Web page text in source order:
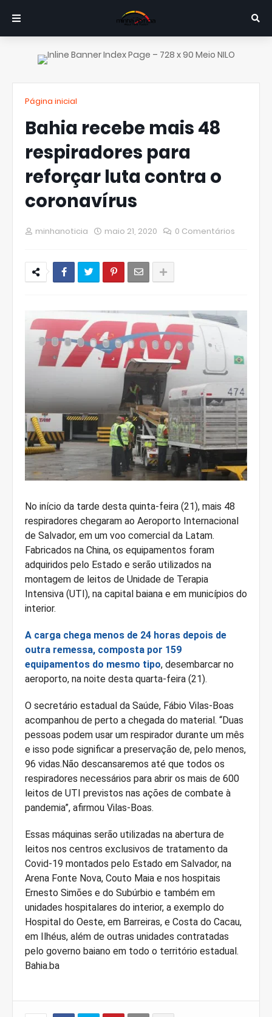
Página inicial
Bahia recebe mais 48
respiradores para
reforçar luta contra o
coronavírus
minhanoticia maio 21, 2020 0 Comentários
No início da tarde desta quinta-feira (21), mais 48
respiradores chegaram ao Aeroporto Internacional
de Salvador, em um voo comercial da Latam.
Fabricados na China, os equipamentos foram
adquiridos pelo Estado e serão utilizados na
montagem de leitos de Unidade de Terapia
Intensiva (UTI), na capital baiana e em municípios do
interior.
A carga chega menos de 24 horas depois de
outra remessa, composta por 159
equipamentos do mesmo tipo, desembarcar no
aeroporto, na noite desta quarta-feira (21).
O secretário estadual da Saúde, Fábio Vilas-Boas
acompanhou de perto a chegada do material. “Duas
pessoas podem usar um respirador durante um mês
e isso pode significar a preservação de, pelo menos,
96 vidas.Não descansaremos até que todos os
respiradores necessários para abrir os mais de 600
leitos de UTI previstos nas ações de combate à
pandemia”, afirmou Vilas-Boas.
Essas máquinas serão utilizadas na abertura de
leitos nos centros exclusivos de tratamento da
Covid-19 montados pelo Estado em Salvador, na
Arena Fonte Nova, Couto Maia e nos hospitais
Ernesto Simões e do Subúrbio e também em
unidades hospitalares do interior, a exemplo do
Hospital do Oeste, em Barreiras, e Costa do Cacau,
em Ilhéus, além de outras unidades contratadas
pelo governo baiano em todo o território estadual.
Bahia.ba